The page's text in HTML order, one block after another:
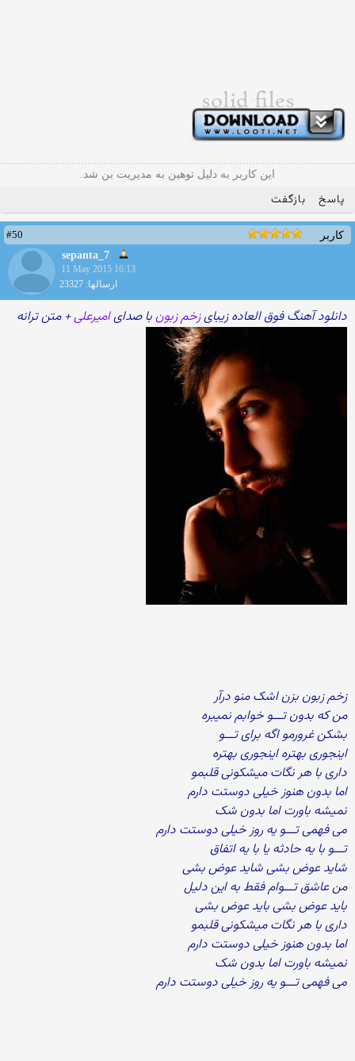
این کاربر به دلیل توهین به مدیریت بن شد.
پاسخ بازگفت
کاربر
#50
sepanta_7
11 May 2015 16:13
ارسالها: 23327
دانلود آهنگ فوق العاده زیبایزخم زبون با صدایامیرعلی+ متن ترانه
زخم زبون بزن اشک منو درآر
من که بدون تـــو خوابم نمیبره
بشکن غرورمو اگه برای تـــو
اینجوری بهتره اینجوری بهتره
داری با هر نگات میشکونی قلبمو
اما بدون هنوز خیلی دوستت دارم
نمیشه باورت اما بدون شک
می فهمی تـــو یه روز خیلی دوستت دارم
تـــو با یه حادثه یا با یه اتفاق
شاید عوض بشی شاید عوض بشی
من عاشق تـــوام فقط به این دلیل
باید عوض بشی باید عوض بشی
داری با هر نگات میشکونی قلبمو
اما بدون هنوز خیلی دوستت دارم
نمیشه باورت اما بدون شک
می فهمی تـــو یه روز خیلی دوستت دارم